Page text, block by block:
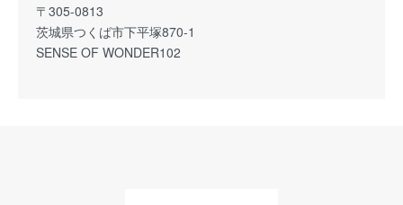
〒305-0813
茨城県つくば市下平塚870-1
SENSE OF WONDER102